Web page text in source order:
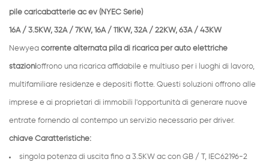
pile caricabatterie ac ev (NYEC Serie)
16A / 3.5KW, 32A / 7KW, 16A / 11KW, 32A / 22KW, 63A / 43KW
Newyea corrente alternata pila di ricarica per auto elettriche
stazionioffrono una ricarica affidabile e multiuso per i luoghi di lavoro,
multifamiliare residenze e depositi flotte. Questi soluzioni offrono alle
imprese e ai proprietari di immobili l'opportunità di generare nuove
entrate fornendo al contempo un servizio necessario per driver.
chiave Caratteristiche:
singola potenza di uscita fino a 3.5KW ac con GB / T, IEC62196-2